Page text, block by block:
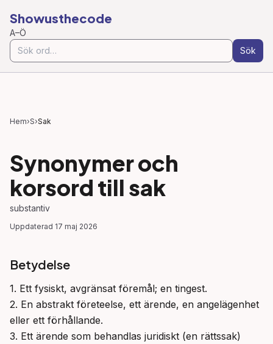
Showusthecode
A–Ö
Sök
Hem›S›Sak
Synonymer och
korsord till sak
substantiv
Uppdaterad 17 maj 2026
Betydelse
1. Ett fysiskt, avgränsat föremål; en tingest.
2. En abstrakt företeelse, ett ärende, en angelägenhet
eller ett förhållande.
3. Ett ärende som behandlas juridiskt (en rättssak)